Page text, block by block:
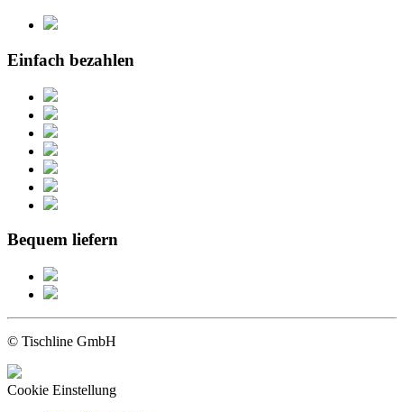
Einfach bezahlen
Bequem liefern
© Tischline GmbH
Cookie Einstellung